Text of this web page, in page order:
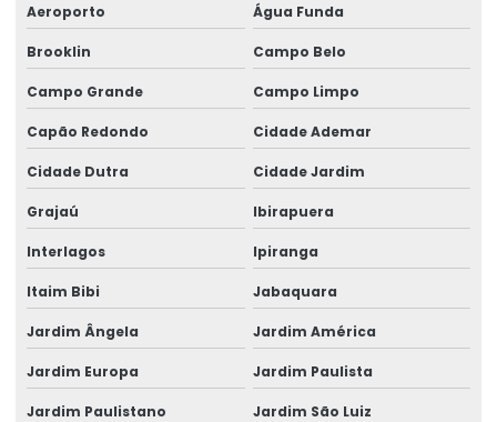
Empresa de projeto estrutural
Empresa de projetos de engenharia civil
Engenharia Civil Calculo Estrutural
Engenharia civil laudo estrutural
Engenharia Civil Projeto Estrutural
Engenharia Estrutural
Engenharia Turnkey Para Galpões
Engenheiro Calculista Estrutural
Engenheiro Civil Calculista Estrutural
Aeroporto Água Funda
Brooklin Campo Belo
Campo Grande Campo Limpo
Capão Redondo Cidade Ademar
Cidade Dutra Cidade Jardim
Grajaú Ibirapuera
Interlagos Ipiranga
Itaim Bibi Jabaquara
Jardim Ângela Jardim América
Jardim Europa Jardim Paulista
Jardim Paulistano Jardim São Luiz